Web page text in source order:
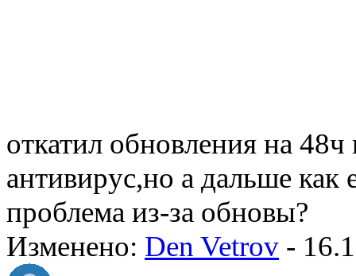
откатил обновления на 48ч
антивирус,но а дальше как
проблема из-за обновы?
Изменено: Den Vetrov -